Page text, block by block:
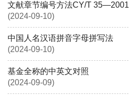
文献章节编号方法CY/T 35—2001
(2024-09-10)
中国人名汉语拼音字母拼写法
(2024-09-10)
基金全称的中英文对照
(2024-09-09)